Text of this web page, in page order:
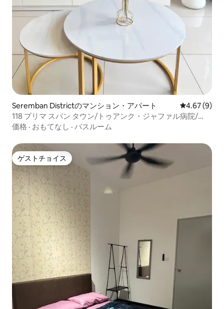
Seremban Districtのマンション・アパート レビュー9
4.67 (9)
118 プリマ スバン タウン/トゥアンク・ジャファル病院/
KTM
価格 · おもてなし · バスルーム
ゲストチョイス
ゲストチョイス